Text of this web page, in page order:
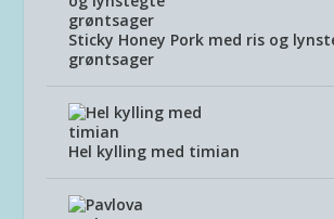
Sticky Honey Pork med ris og
grøntsager
Hel kylling med timian